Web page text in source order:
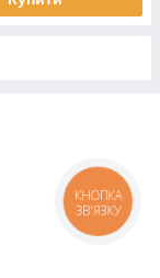
КНОПКА
ЗВ'ЯЗКУ